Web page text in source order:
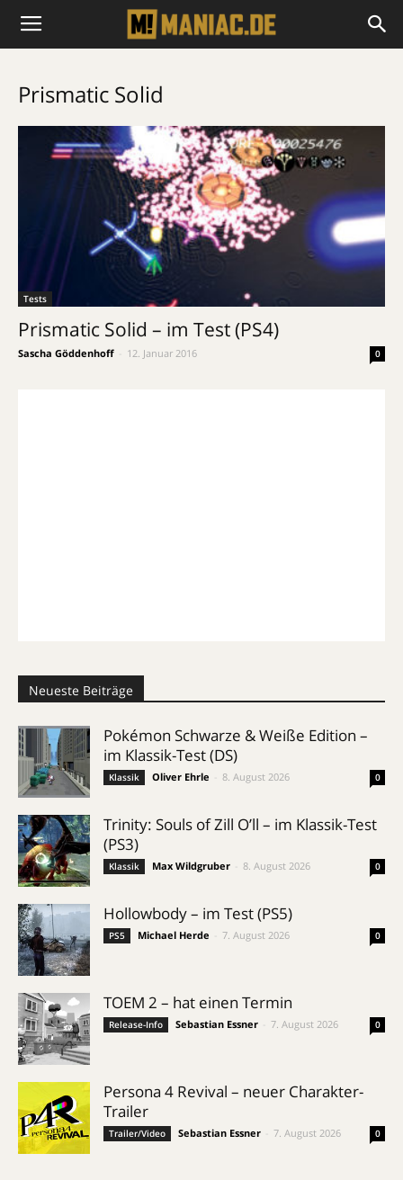
Prismatic Solid
Tests
Prismatic Solid – im Test (PS4)
Sascha Göddenhoff 12. Januar 2016 0
Neueste Beiträge
Pokémon Schwarze & Weiße Edition –
im Klassik-Test (DS)
Klassik Oliver Ehrle 8. August 2026 0
Trinity: Souls of Zill O’ll – im Klassik-Test
(PS3)
Klassik Max Wildgruber 8. August 2026 0
Hollowbody – im Test (PS5)
PS5 Michael Herde 7. August 2026 0
TOEM 2 – hat einen Termin
Release-Info Sebastian Essner 7. August 2026 0
Persona 4 Revival – neuer Charakter-
Trailer
Trailer/Video Sebastian Essner 7. August 2026 0